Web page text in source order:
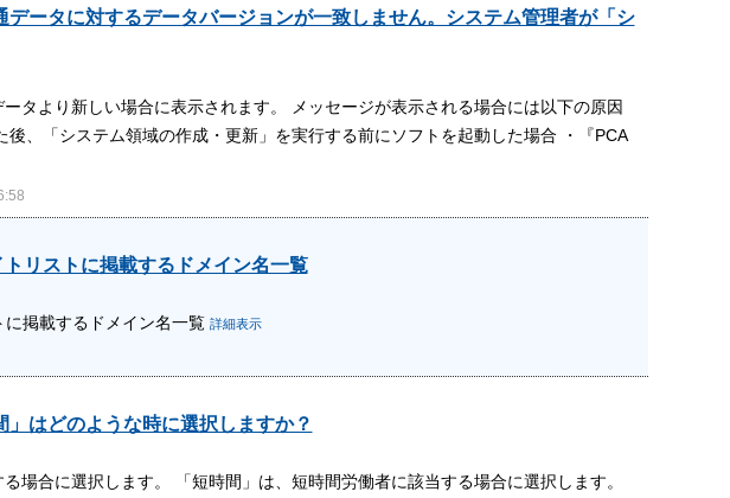
ータに対するデータバージョンが一致しません。システム管理者が「シ
タより新しい場合に表示されます。 メッセージが表示される場合には以下の原因
、「システム領域の作成・更新」を実行する前にソフトを起動した場合 ・『PCA
リストに掲載するドメイン名一覧
掲載するドメイン名一覧 詳細表示
はどのような時に選択しますか？
場合に選択します。 「短時間」は、短時間労働者に該当する場合に選択します。